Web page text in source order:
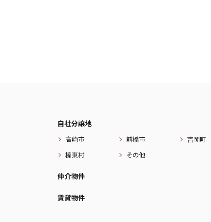
自社分譲地
高崎市 前橋市
吉岡町
榛東村
その他
仲介物件
賃貸物件